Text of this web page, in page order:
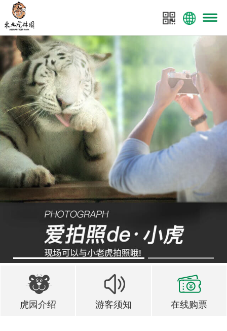
东北虎林园
东北虎林园全案策划：美景数码
1 2
虎园介绍 游客须知 在线购票